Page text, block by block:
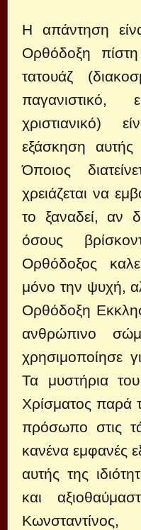
Η απάντηση
Ορθόδοξη
τατουάζ
χριστιανικό)
εξάσκηση αυτής
Όποιος
χρειάζεται να
το ξαναδεί, αν
όσους
Ορθόδοξος
μόνο την ψυχή,
Ορθόδοξη
ανθρώπινο
χρησιμοποίησε
Τα μυστήρια
Χρίσματος παρά
πρόσωπο στις
κανένα εμφανές
αυτής της
και